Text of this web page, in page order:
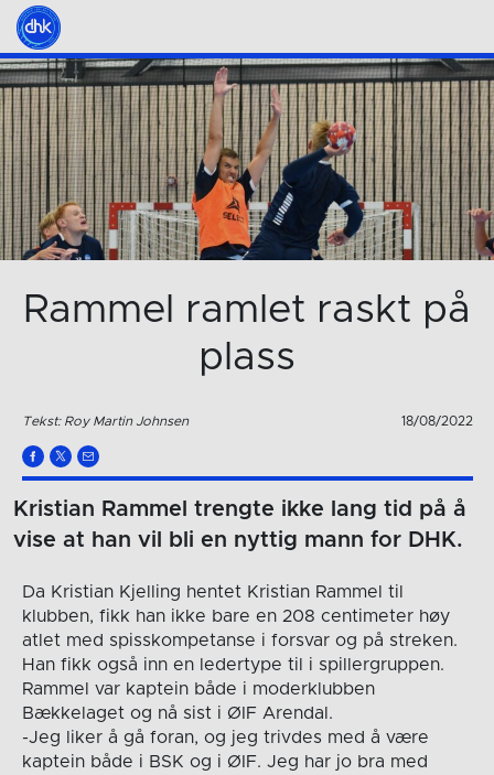
Rammel ramlet raskt på
plass
Tekst: Roy Martin Johnsen 18/08/2022
Kristian Rammel trengte ikke lang tid på å
vise at han vil bli en nyttig mann for DHK.
Da Kristian Kjelling hentet Kristian Rammel til
klubben, fikk han ikke bare en 208 centimeter høy
atlet med spisskompetanse i forsvar og på streken.
Han fikk også inn en ledertype til i spillergruppen.
Rammel var kaptein både i moderklubben
Bækkelaget og nå sist i ØIF Arendal.
-Jeg liker å gå foran, og jeg trivdes med å være
kaptein både i BSK og i ØIF. Jeg har jo bra med